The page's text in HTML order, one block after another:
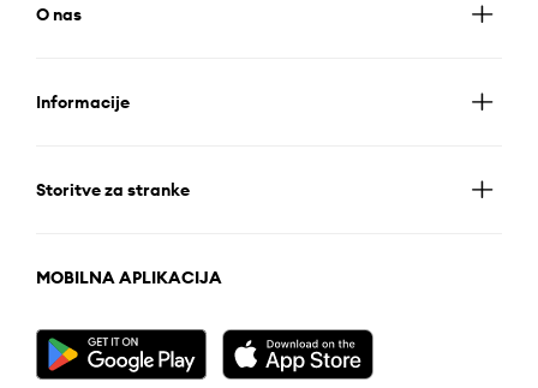
O nas
Informacije
Storitve za stranke
MOBILNA APLIKACIJA